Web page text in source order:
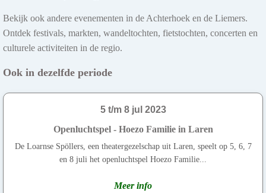
Bekijk ook andere evenementen in de Achterhoek en de Liemers.
Ontdek festivals, markten, wandeltochten, fietstochten, concerten en
culturele activiteiten in de regio.
Ook in dezelfde periode
5 t/m 8 jul 2023
Openluchtspel - Hoezo Familie in Laren
De Loarnse Spöllers, een theatergezelschap uit Laren, speelt op 5, 6, 7
en 8 juli het openluchtspel Hoezo Familie...
Meer info